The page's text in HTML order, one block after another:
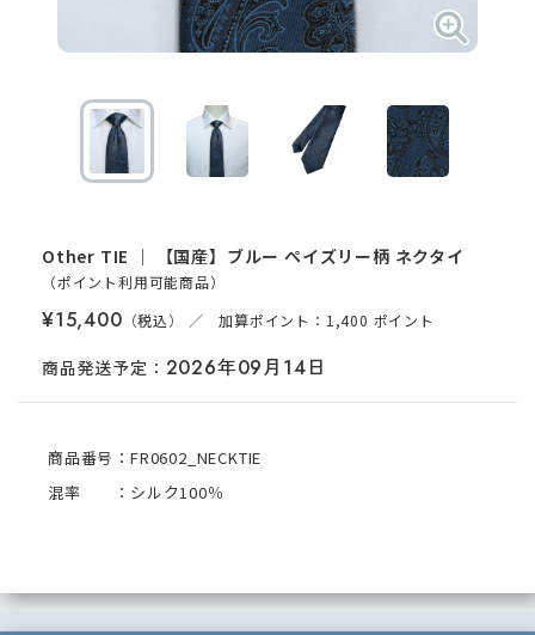
Other TIE ｜ 【国産】ブルー ペイズリー柄 ネクタイ
（ポイント利用可能商品）
¥15,400 ／ 加算ポイント：1,400 ポイント
商品発送予定： 2026年09月14日
商品番号：FR0602_NECKTIE
混率 ：シルク100％